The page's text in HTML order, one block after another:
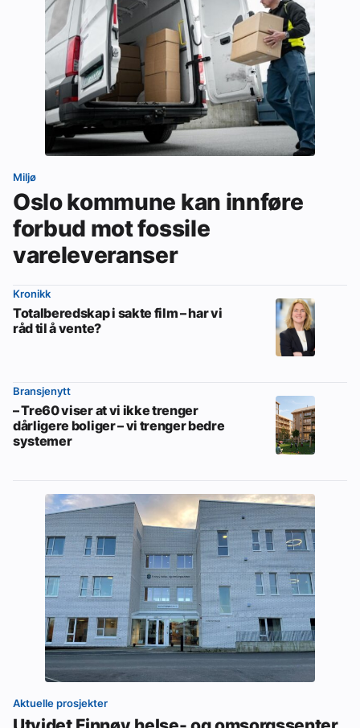
Miljø
Oslo kommune kan innføre
forbud mot fossile
vareleveranser
Kronikk
Totalberedskap i sakte film – har vi
råd til å vente?
Bransjenytt
– Tre60 viser at vi ikke trenger
dårligere boliger – vi trenger bedre
systemer
Aktuelle prosjekter